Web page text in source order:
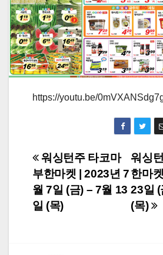
https://youtu.be/
Post
navigation
워싱
한마
23일 (
(목)
워싱턴주 타코마
부한마켓 | 2023년 7
월 7일 (금) – 7월 13
일 (목)